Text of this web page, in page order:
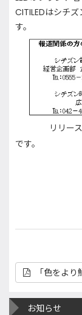
CITILEDはシチ
す。
リ リー
です。
「色をより
お知らせ